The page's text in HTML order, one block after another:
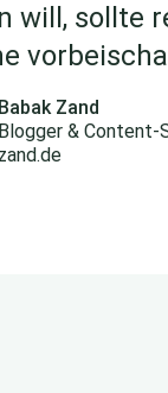
will, sollte
Babak Zand
Blogger & Content-
zand.de